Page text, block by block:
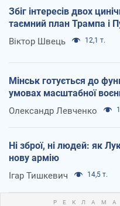
Збіг інтересів двох
таємний план Трампа і
Віктор Швець 12,1 т.
Мінськ готується до
умовах масштабної
Олександр Левченко
Ні зброї, ні людей: як
нову армію
Ігар Тишкевич 14,5 т.